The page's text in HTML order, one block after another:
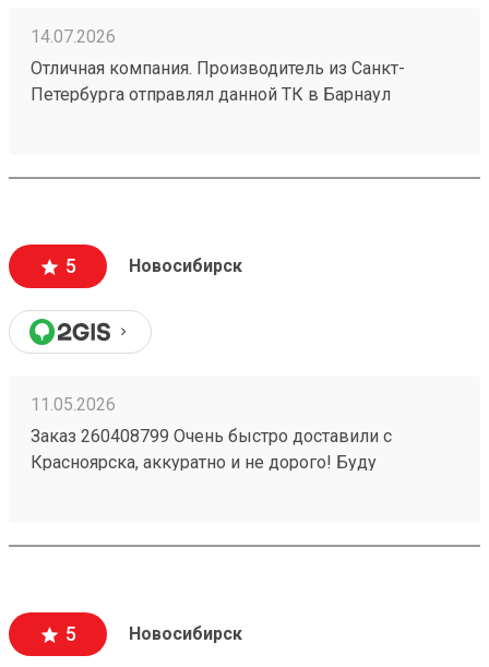
14.07.2026
Отличная компания. Производитель из Санкт-
Петербурга отправлял данной ТК в Барнаул
заказа №260626919. Пришли за неделю до адреса
стоимости. Упаковано надежно - товар обшит
деревянным щитом. Есть приложение и сайт, что
дальше. Жду заказ по доставке радиаторов из
Новосибирска.
5 Новосибирск
11.05.2026
Заказ 260408799 Очень быстро доставили с
Красноярска, аккуратно и не дорого! Буду
5 Новосибирск